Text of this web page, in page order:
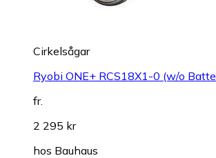
Cirkelsågar
Ryobi ONE+ RCS18X1-0 (w/o
fr.
2 295 kr
hos Bauhaus